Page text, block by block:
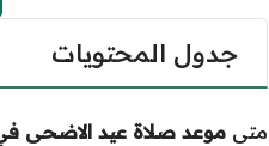
جدول المحتويات
متى موعد صلاة عيد الاضحى